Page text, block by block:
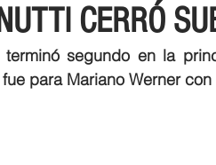
CERRÓ
terminó segundo en la
para Mariano Werner